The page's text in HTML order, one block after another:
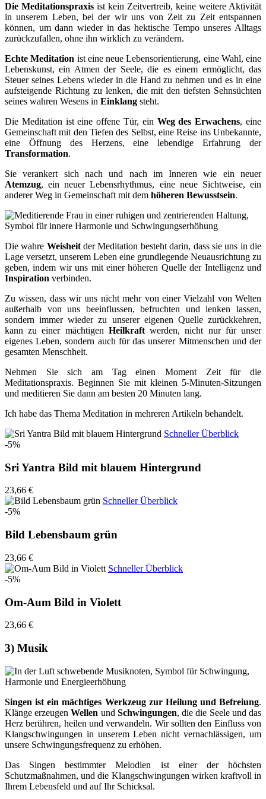
Die Meditationspraxis ist kein Zeitvertreib, keine weitere Aktivität
in unserem Leben, bei der wir uns von Zeit zu Zeit entspannen
können, um dann wieder in das hektische Tempo unseres Alltags
zurückzufallen, ohne ihn wirklich zu verändern.
Echte Meditation ist eine neue Lebensorientierung, eine Wahl, eine
Lebenskunst, ein Atmen der Seele, die es einem ermöglicht, das
Steuer seines Lebens wieder in die Hand zu nehmen und es in eine
aufsteigende Richtung zu lenken, die mit den tiefsten Sehnsüchten
seines wahren Wesens in Einklang steht.
Die Meditation ist eine offene Tür, ein Weg des Erwachens, eine
Gemeinschaft mit den Tiefen des Selbst, eine Reise ins Unbekannte,
eine Öffnung des Herzens, eine lebendige Erfahrung der
Transformation.
Sie verankert sich nach und nach im Inneren wie ein neuer
Atemzug, ein neuer Lebensrhythmus, eine neue Sichtweise, ein
anderer Weg in Gemeinschaft mit dem höheren Bewusstsein.
Die wahre Weisheitder Meditation besteht darin, dass sie uns in die
Lage versetzt, unserem Leben eine grundlegende Neuausrichtung zu
geben, indem wir uns mit einer höheren Quelle der Intelligenz und
Inspiration verbinden.
Zu wissen, dass wir uns nicht mehr von einer Vielzahl von Welten
außerhalb von uns beeinflussen, befruchten und lenken lassen,
sondern immer wieder zu unserer eigenen Quelle zurückkehren,
kann zu einer mächtigen Heilkraftwerden, nicht nur für unser
eigenes Leben, sondern auch für das unserer Mitmenschen und der
gesamten Menschheit.
Nehmen Sie sich am Tag einen Moment Zeit für die
Meditationspraxis. Beginnen Sie mit kleinen 5-Minuten-Sitzungen
und meditieren Sie dann am besten 20 Minuten lang.
Ich habe das Thema Meditation in mehreren Artikeln behandelt.
Schneller Überblick
-5%
Sri Yantra Bild mit blauem Hintergrund
23,66 €
Schneller Überblick
-5%
Bild Lebensbaum grün
23,66 €
Schneller Überblick
-5%
Om-Aum Bild in Violett
23,66 €
3) Musik
Singen ist ein mächtiges Werkzeug zur Heilung und Befreiung.
Klänge erzeugenWellen und Schwingungen, die die Seele und das
Herz berühren, heilen und verwandeln. Wir sollten den Einfluss von
Klangschwingungen in unserem Leben nicht vernachlässigen, um
unsere Schwingungsfrequenz zu erhöhen.
Das Singen bestimmter Melodien ist einer der höchsten
Schutzmaßnahmen, und die Klangschwingungen wirken kraftvoll in
Ihrem Lebensfeld und auf Ihr Schicksal.